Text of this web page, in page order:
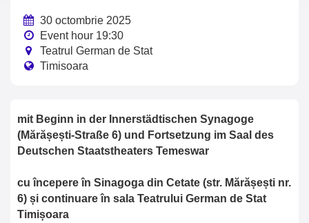
mit Beginn in der Innerstädtischen Synagoge
(Mărășești-Straße 6) und Fortsetzung im Saal des
Deutschen Staatstheaters Temeswar
cu începere în Sinagoga din Cetate (str. Mărășești nr.
6) și continuare în sala Teatrului German de Stat
Timișoara
30 octombrie 2025
Event hour 19:30
Teatrul German de Stat
Timisoara